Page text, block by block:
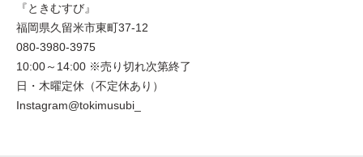
『ときむすび』
福岡県久留米市東町37-12
080-3980-3975
10:00～14:00 ※売り切れ次第終了
日・木曜定休（不定休あり）
Instagram@tokimusubi_